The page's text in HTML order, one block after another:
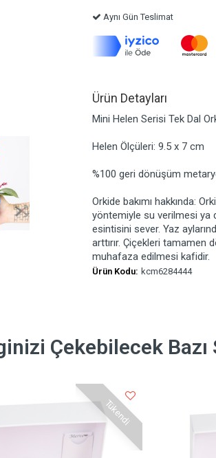
Aynı Gün Teslimat
Ürün Detayları
Mini Helen Serisi Tek Dal
Helen Ölçüleri: 9.5 x 7 cm
%100 geri dönüşüm
Orkide bakımı hakkında:
yöntemiyle su verilmesi ya
esintisini sever. Yaz
arttırır. Çiçekleri
muhafaza edilmesi kafidir.
Ürün Kodu: kcm6284444
Çekebilecek Bazı
Tükendi